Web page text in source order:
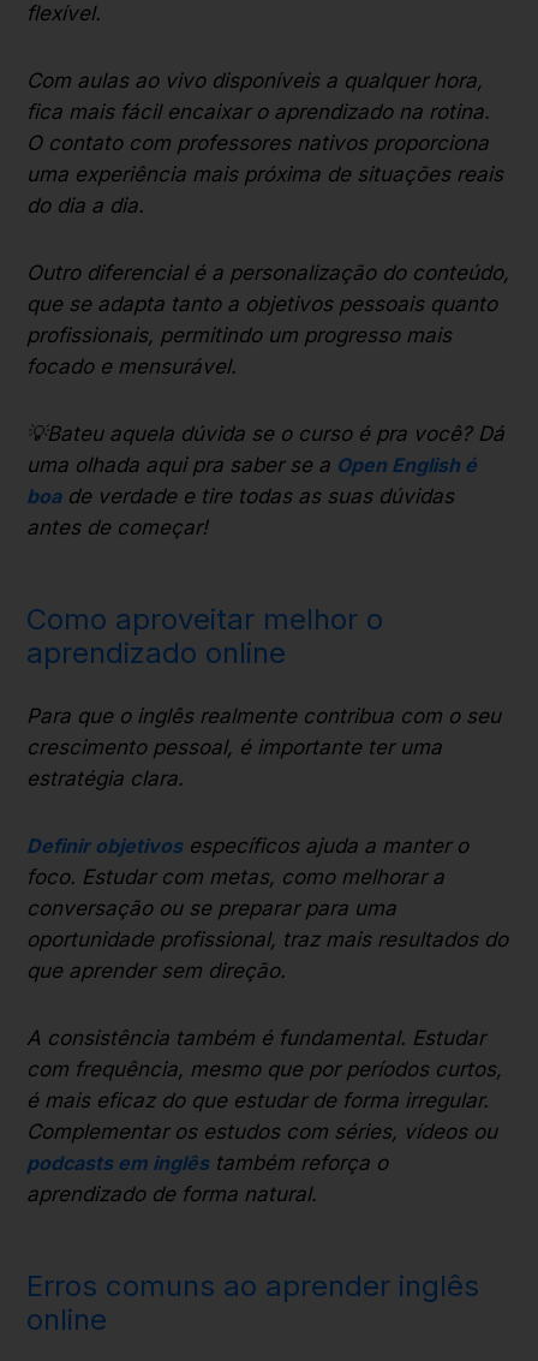
flexível.
Com aulas ao vivo disponíveis a qualquer hora,
fica mais fácil encaixar o aprendizado na rotina.
O contato com professores nativos proporciona
uma experiência mais próxima de situações reais
do dia a dia.
Outro diferencial é a personalização do conteúdo,
que se adapta tanto a objetivos pessoais quanto
profissionais, permitindo um progresso mais
focado e mensurável.
💡Bateu aquela dúvida se o curso é pra você? Dá
uma olhada aqui pra saber se a Open English é
boade verdade e tire todas as suas dúvidas
antes de começar!
Como aproveitar melhor o
aprendizado online
Para que o inglês realmente contribua com o seu
crescimento pessoal, é importante ter uma
estratégia clara.
Definir objetivosespecíficos ajuda a manter o
foco. Estudar com metas, como melhorar a
conversação ou se preparar para uma
oportunidade profissional, traz mais resultados do
que aprender sem direção.
A consistência também é fundamental. Estudar
com frequência, mesmo que por períodos curtos,
é mais eficaz do que estudar de forma irregular.
Complementar os estudos com séries, vídeos ou
podcasts em inglêstambém reforça o
aprendizado de forma natural.
Erros comuns ao aprender inglês
online